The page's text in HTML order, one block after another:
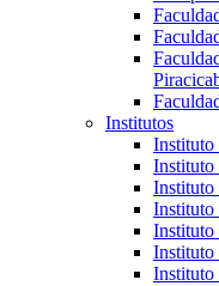
Institutos
Instituto
Instituto
Instituto
Instituto
Instituto
Instituto
Instituto